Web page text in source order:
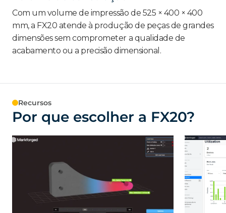
Com um volume de impressão de 525 × 400 × 400
mm, a FX20 atende à produção de peças de grandes
dimensões sem comprometer a qualidade de
acabamento ou a precisão dimensional.
Recursos
Por que escolher a FX20?